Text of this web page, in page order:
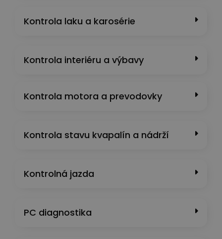
Kontrola laku a karosérie
Kontrola interiéru a výbavy
Kontrola motora a prevodovky
Kontrola stavu kvapalín a nádrží
Kontrolná jazda
PC diagnostika